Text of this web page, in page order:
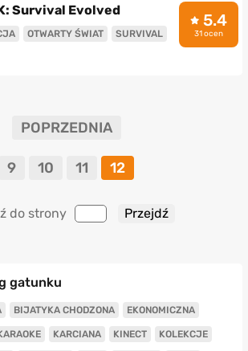
Survival Evolved
OTWARTY ŚWIAT SURVIVAL
5.4
31 ocen
POPRZEDNIA
9 10 11 12
do strony
gatunku
BIJATYKA CHODZONA EKONOMICZNA
KARCIANA KINECT KOLEKCJE